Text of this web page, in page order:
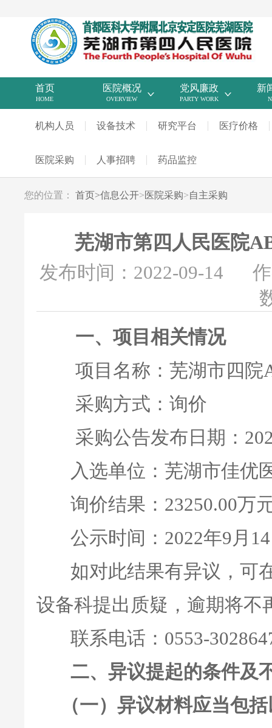
首页
HOME
医院概况
OVERVIEW
党风廉政
PARTY WORK
新
机构人员 设备技术 研究平台 医疗价格
医院采购 人事招聘 药品监控
您的位置： 首页>信息公开>医院采购>自主采购
芜湖市第四人民医院
发布时间：2022-09-14
一、项目相关情况
项目名称：芜湖市四院
采购方式：询价
采购公告发布日期：
入选单位：芜湖市佳优
询价结果：23250.00万
公示时间：2022年9月14
如对此结果有异议，可
设备科提出质疑，逾期将不
联系电话：0553-
二、异议提起的条件及
（一）异议材料应当包